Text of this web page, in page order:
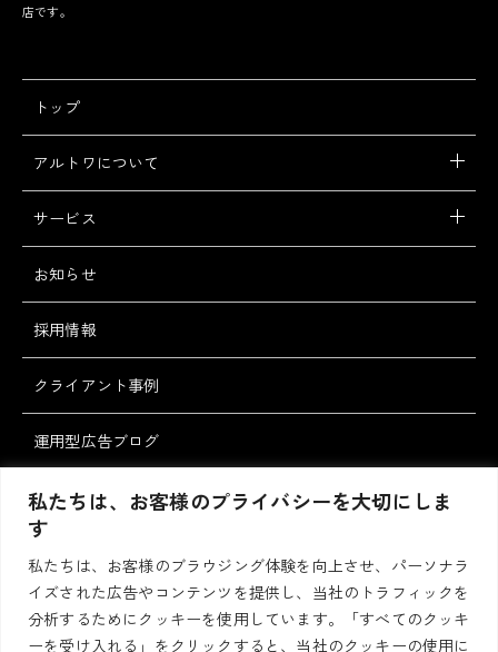
私たちは、お客様のプライバシーを大切にしま
す
私たちは、お客様のブラウジング体験を向上させ、パーソナラ
イズされた広告やコンテンツを提供し、当社のトラフィックを
分析するためにクッキーを使用しています。「すべてのクッキ
ーを受け入れる」をクリックすると、当社のクッキーの使用に
店です。
トップ
アルトワについて
サービス
お知らせ
採用情報
クライアント事例
運用型広告ブログ
スタッフブログ
お問い合わせ・ご
相談
資料請求